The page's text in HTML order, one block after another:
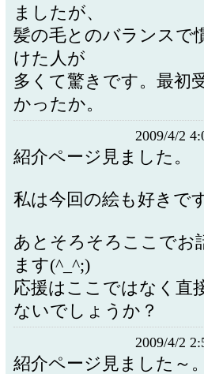
ましたが、
髪の毛とのバランスで
けた人が
多くて驚きです。最初
かったか。
2009/4/2
紹介ページ見ました。
私は今回の絵も好きで
あとそろそろここでお
ます(^_^;)
応援はここではなく直
ないでしょうか？
2009/4/2
紹介ページ見ました～。